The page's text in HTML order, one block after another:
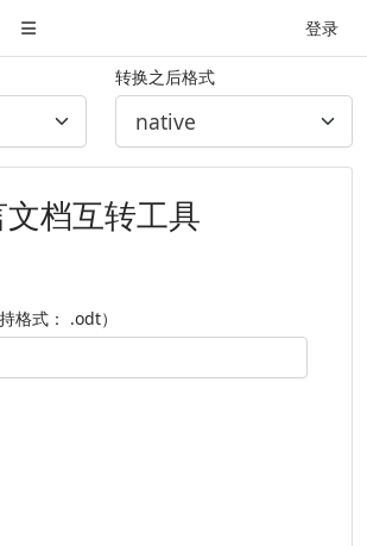
登录
转换之后格式
档互转工具
格式： .odt）